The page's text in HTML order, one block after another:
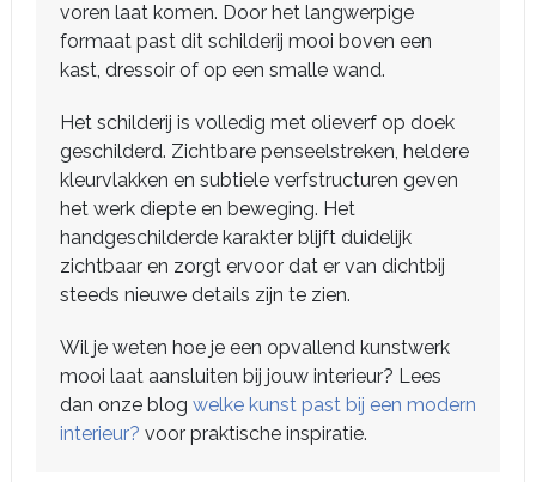
voren laat komen. Door het langwerpige
formaat past dit schilderij mooi boven een
kast, dressoir of op een smalle wand.
Het schilderij is volledig met olieverf op doek
geschilderd. Zichtbare penseelstreken, heldere
kleurvlakken en subtiele verfstructuren geven
het werk diepte en beweging. Het
handgeschilderde karakter blijft duidelijk
zichtbaar en zorgt ervoor dat er van dichtbij
steeds nieuwe details zijn te zien.
Wil je weten hoe je een opvallend kunstwerk
mooi laat aansluiten bij jouw interieur? Lees
dan onze blog welke kunst past bij een modern
interieur? voor praktische inspiratie.